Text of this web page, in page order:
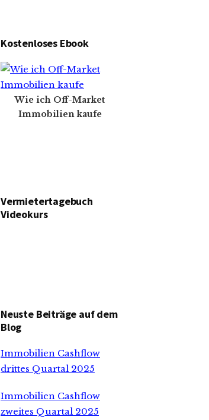
Kostenloses Ebook
Wie ich Off-Market
Immobilien kaufe
Vermietertagebuch
Videokurs
Neuste Beiträge auf dem
Blog
Immobilien Cashflow
drittes Quartal 2025
Immobilien Cashflow
zweites Quartal 2025